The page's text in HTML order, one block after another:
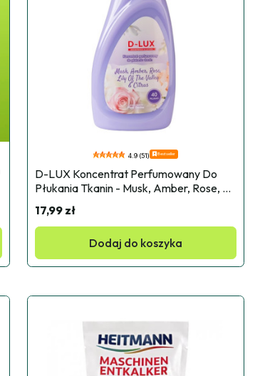
4.9 (51) Bestseller
D-LUX Koncentrat Perfumowany Do
Płukania Tkanin - Musk, Amber, Rose,
Lily Of The Valley & Citrus 1l
17,99 zł
Dodaj do koszyka